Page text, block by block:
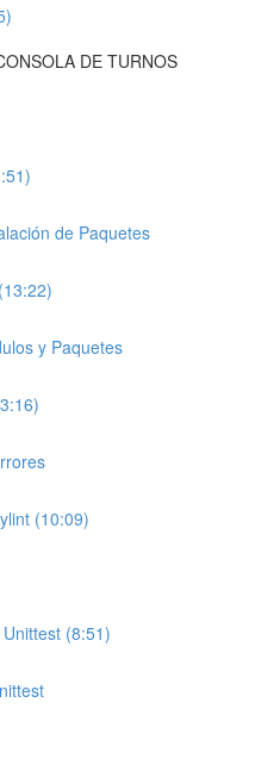
DE TURNOS
de Paquetes
y Paquetes
(10:09)
(8:51)